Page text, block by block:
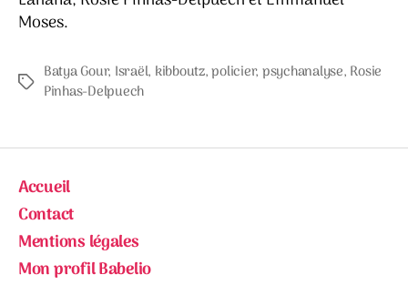
Moses.
Étiquettes
Batya Gour, Israël, kibboutz,policier, psychanalyse, Rosie
Pinhas-Delpuech
Accueil
Contact
Mentions légales
Mon profil Babelio